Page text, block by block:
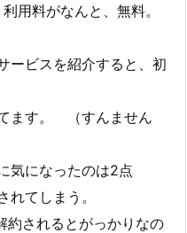
用料がなんと、無料。
ービスを紹介すると、初
ます。 （すんません
気になったのは2点
てしまう。
されるとがっかりなの